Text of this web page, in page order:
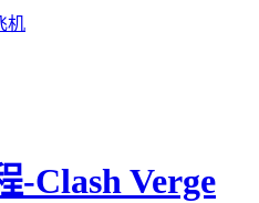
机
-Clash Verge